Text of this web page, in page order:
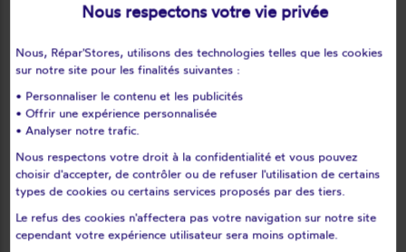
L'abergement-de-varey
Magnieu
Mantenay-montlin
Manziat
Marboz
Marchamp
Marignieu
Marsonnas
Massieux
Massignieu-de-rives
Matafelon-granges
Meillonnas
Mérignat
Messimy-sur-saône
Meximieux
Mézériat
Nous respectons votre vie privée
Nous, Répar'Stores, utilisons des technologies telles que les cookies
sur notre site pour les finalités suivantes :
• Personnaliser le contenu et les publicités
• Offrir une expérience personnalisée
• Analyser notre trafic.
Nous respectons votre droit à la confidentialité et vous pouvez
choisir d'accepter, de contrôler ou de refuser l'utilisation de certains
types de cookies ou certains services proposés par des tiers.
Le refus des cookies n'affectera pas votre navigation sur notre site
cependant votre expérience utilisateur sera moins optimale.